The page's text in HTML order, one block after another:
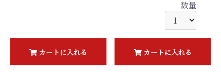
カートに入れる
数量
カートに入れる